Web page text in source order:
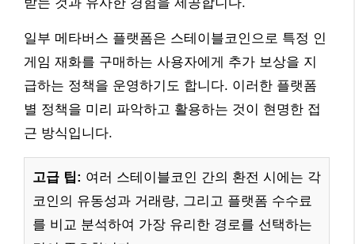
일부 메타버스 플랫폼은 스테이블코인으로 특정 인
게임 재화를 구매하는 사용자에게 추가 보상을 지
급하는 정책을 운영하기도 합니다. 이러한 플랫폼
별 정책을 미리 파악하고 활용하는 것이 현명한 접
근 방식입니다.
고급 팁: 여러 스테이블코인 간의 환전 시에는 각
코인의 유동성과 거래량, 그리고 플랫폼 수수료
를 비교 분석하여 가장 유리한 경로를 선택하는